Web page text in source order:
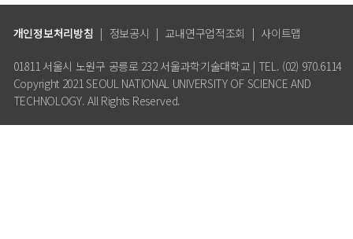
개인정보처리방침 | 정보공시 | 교내연구업적조회 | 사이트맵
01811 서울시 노원구 공릉로 232 서울과학기술대학교 | TEL. (02) 970.6114
Copyright 2021 SEOUL NATIONAL UNIVERSITY OF SCIENCE AND
TECHNOLOGY. All Rights Reserved.